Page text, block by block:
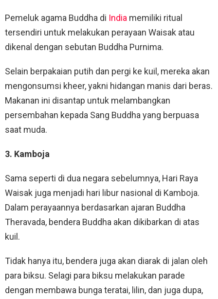
Pemeluk agama Buddha di India memiliki ritual
tersendiri untuk melakukan perayaan Waisak atau
dikenal dengan sebutan Buddha Purnima.
Selain berpakaian putih dan pergi ke kuil, mereka akan
mengonsumsi kheer, yakni hidangan manis dari beras.
Makanan ini disantap untuk melambangkan
persembahan kepada Sang Buddha yang berpuasa
saat muda.
3. Kamboja
Sama seperti di dua negara sebelumnya, Hari Raya
Waisak juga menjadi hari libur nasional di Kamboja.
Dalam perayaannya berdasarkan ajaran Buddha
Theravada, bendera Buddha akan dikibarkan di atas
kuil.
Tidak hanya itu, bendera juga akan diarak di jalan oleh
para biksu. Selagi para biksu melakukan parade
dengan membawa bunga teratai, lilin, dan juga dupa,